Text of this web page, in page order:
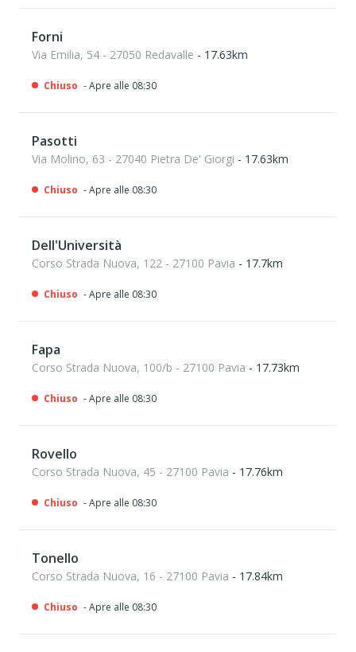
Forni
Via Emilia, 54 - 27050 Redavalle - 17.63km
Chiuso - Apre alle 08:30
Pasotti
Via Molino, 63 - 27040 Pietra De' Giorgi - 17.63km
Chiuso - Apre alle 08:30
Dell'Università
Corso Strada Nuova, 122 - 27100 Pavia - 17.7km
Chiuso - Apre alle 08:30
Fapa
Corso Strada Nuova, 100/b - 27100 Pavia - 17.73km
Chiuso - Apre alle 08:30
Rovello
Corso Strada Nuova, 45 - 27100 Pavia - 17.76km
Chiuso - Apre alle 08:30
Tonello
Corso Strada Nuova, 16 - 27100 Pavia - 17.84km
Chiuso - Apre alle 08:30